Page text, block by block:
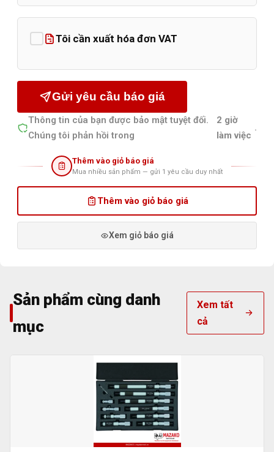
Tôi cần xuất hóa đơn VAT
Gửi yêu cầu báo giá
Thông tin của bạn được bảo mật tuyệt đối.
Chúng tôi phản hồi trong
2 giờ
làm việc
.
Thêm vào giỏ báo giá
Mua nhiều sản phẩm — gửi 1 yêu cầu duy nhất
Thêm vào giỏ báo giá
Xem giỏ báo giá
Sản phẩm cùng danh
mục
Xem tất
cả